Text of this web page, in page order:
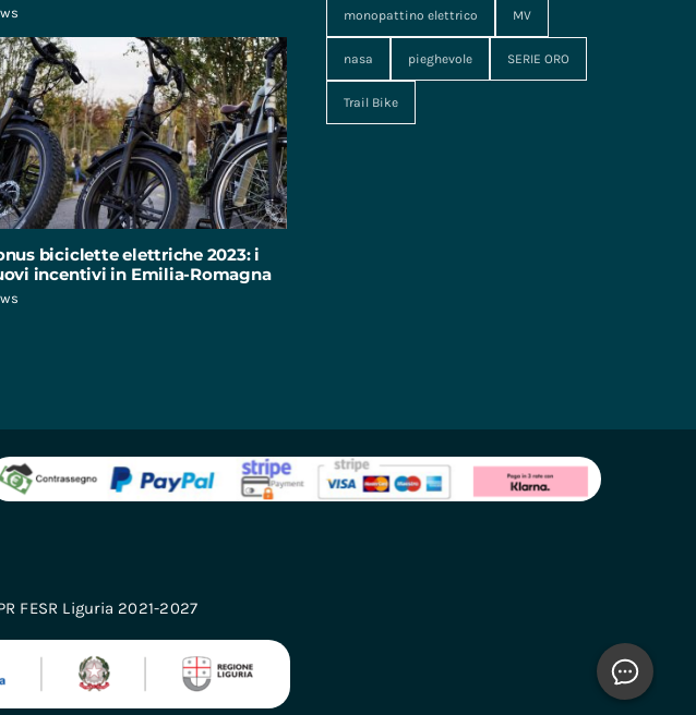
biciclette elettriche 2023: i
incentivi in Emilia-Romagna
monopattino elettrico MV
nasa pieghevole SERIE ORO
Trail Bike
FESR Liguria 2021-2027